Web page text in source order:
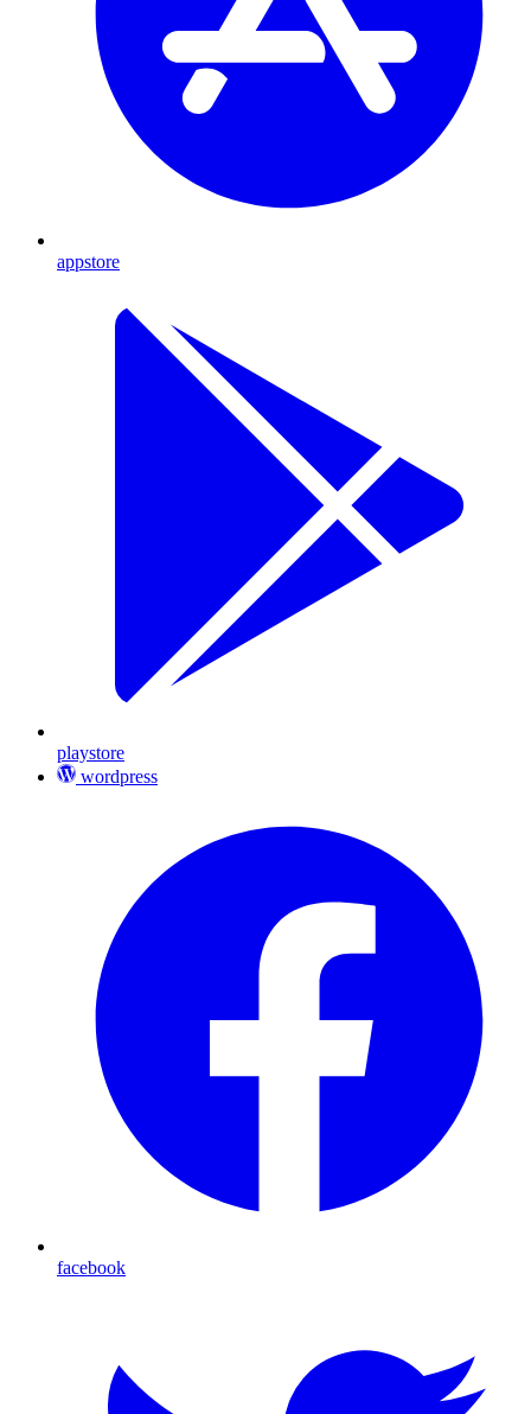
appstore
playstore
wordpress
facebook